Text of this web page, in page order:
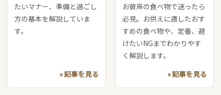
たいマナー、準備と過ごし
方の基本を解説していま
す。
» 記事を見る
お彼岸の食べ物で迷ったら
必見。お供えに適したおす
すめの食べ物や、定番、避
けたいNGまでわかりやす
く解説します。
» 記事を見る